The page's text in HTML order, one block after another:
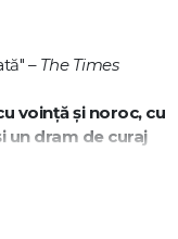
– The Times
voință și noroc, cu
un dram de curaj